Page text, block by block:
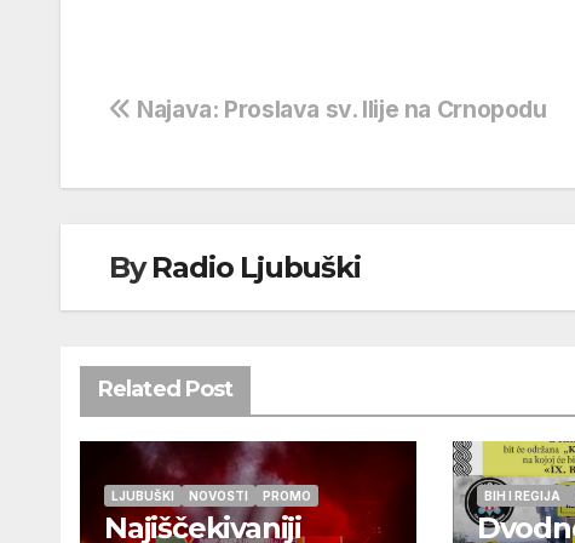
Navigacija
Najava: Proslava sv. Ilije na Crnopodu
ByRadio Ljubuški
Related Post
LJUBUŠKI NOVOSTI PROMO
Najiščekivaniji
BIH I REGIJA